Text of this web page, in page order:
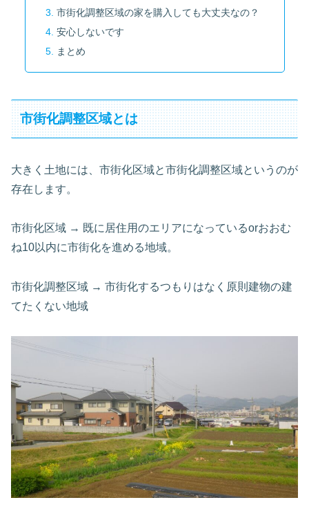
市街化調整区域の家を購入しても大丈夫なの？
安心しないです
まとめ
市街化調整区域とは
大きく土地には、市街化区域と市街化調整区域というのが
存在します。
市街化区域 → 既に居住用のエリアになっているorおおむ
ね10以内に市街化を進める地域。
市街化調整区域 → 市街化するつもりはなく原則建物の建
てたくない地域